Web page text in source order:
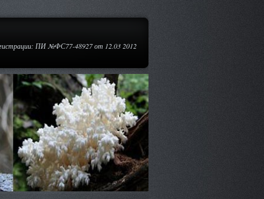
ПИ №ФС77-48927 от 12.03 2012